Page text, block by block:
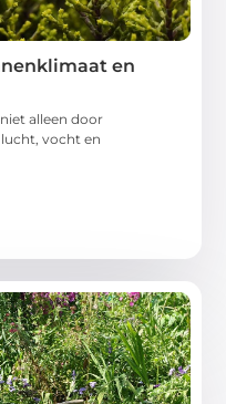
en
alleen door
vocht en